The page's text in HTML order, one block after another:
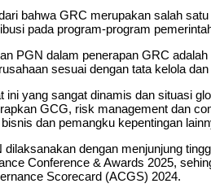
bahwa GRC merupakan salah
pada program-program
PGN dalam penerapan GRC
sesuai dengan tata kelola
ini yang sangat dinamis dan situasi
GCG, risk management dan
dan pemangku kepentingan
dengan menjunjung
Conference & Awards 2025,
Scorecard (ACGS) 2024.